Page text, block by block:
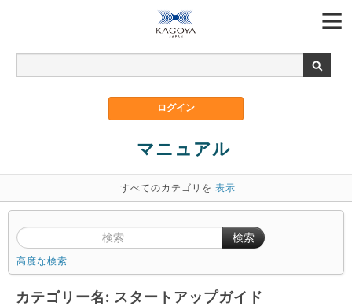
マニュアル
すべてのカテゴリを 表示
検索
高度な検索
カテゴリー名: スタートアップガイド